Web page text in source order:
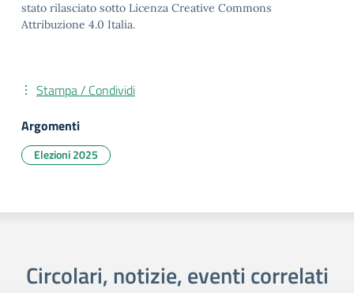
stato rilasciato sotto Licenza Creative Commons
Attribuzione 4.0 Italia.
Stampa / Condividi
Argomenti
Elezioni 2025
Circolari, notizie, eventi correlati